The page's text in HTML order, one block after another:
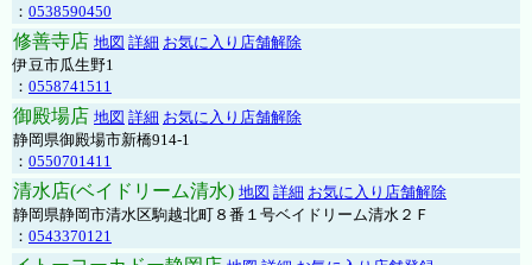
： 0538590450
修善寺店 地図 詳細 お気に入り店舗解除
伊豆市瓜生野1
： 0558741511
御殿場店 地図 詳細 お気に入り店舗解除
静岡県御殿場市新橋914-1
： 0550701411
清水店(ベイドリーム清水) 地図 詳細 お気に入り店舗解除
静岡県静岡市清水区駒越北町８番１号ベイドリーム清水２Ｆ
： 0543370121